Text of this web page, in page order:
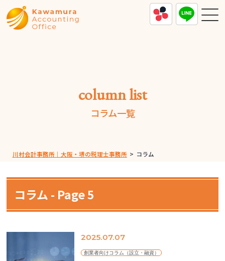
column list
コラム一覧
川村会計事務所｜大阪・堺の税理士事務所 > コラム
コラム - Page 5
2025.07.07
創業者向けコラム（設立・融資）